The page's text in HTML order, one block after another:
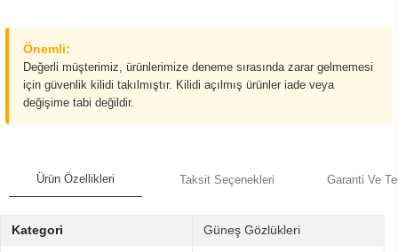
Önemli:
Değerli müşterimiz, ürünlerimize deneme sırasında zarar gelmemesi
için güvenlik kilidi takılmıştır. Kilidi açılmış ürünler iade veya
değişime tabi değildir.
Ürün Özellikleri Taksit Seçenekleri Garanti Ve
Kategori Güneş Gözlükleri